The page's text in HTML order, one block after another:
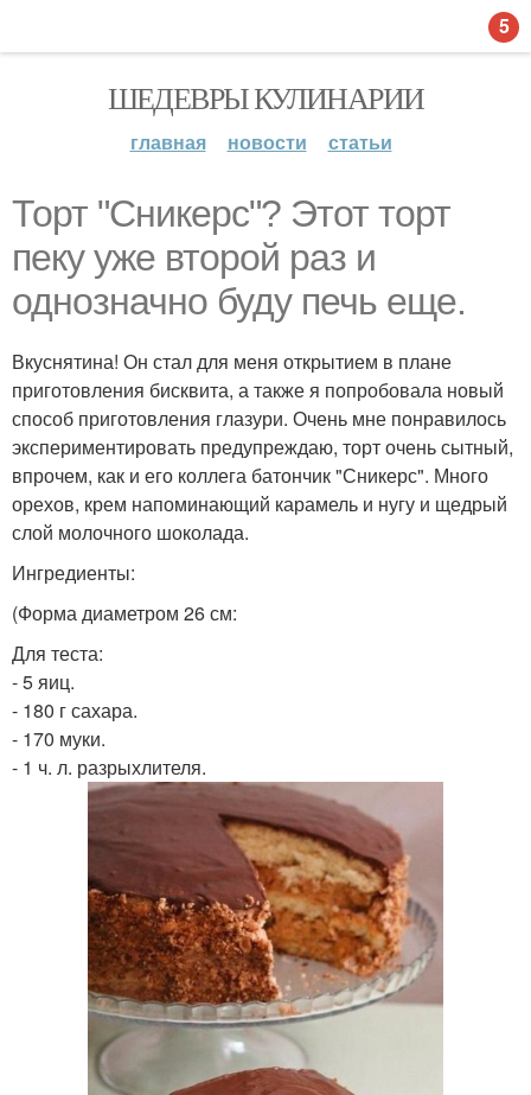
ШЕДЕВРЫ КУЛИНАРИИ
главная новости статьи
Торт "Сникерс"? Этот торт
пеку уже второй раз и
однозначно буду печь еще.
Вкуснятина! Он стал для меня открытием в плане
приготовления бисквита, а также я попробовала новый
способ приготовления глазури. Очень мне понравилось
экспериментировать предупреждаю, торт очень сытный,
впрочем, как и его коллега батончик "Сникерс". Много
орехов, крем напоминающий карамель и нугу и щедрый
слой молочного шоколада.
Ингредиенты:
(Форма диаметром 26 см:
Для теста:
- 5 яиц.
- 180 г сахара.
- 170 муки.
- 1 ч. л. разрыхлителя.
5